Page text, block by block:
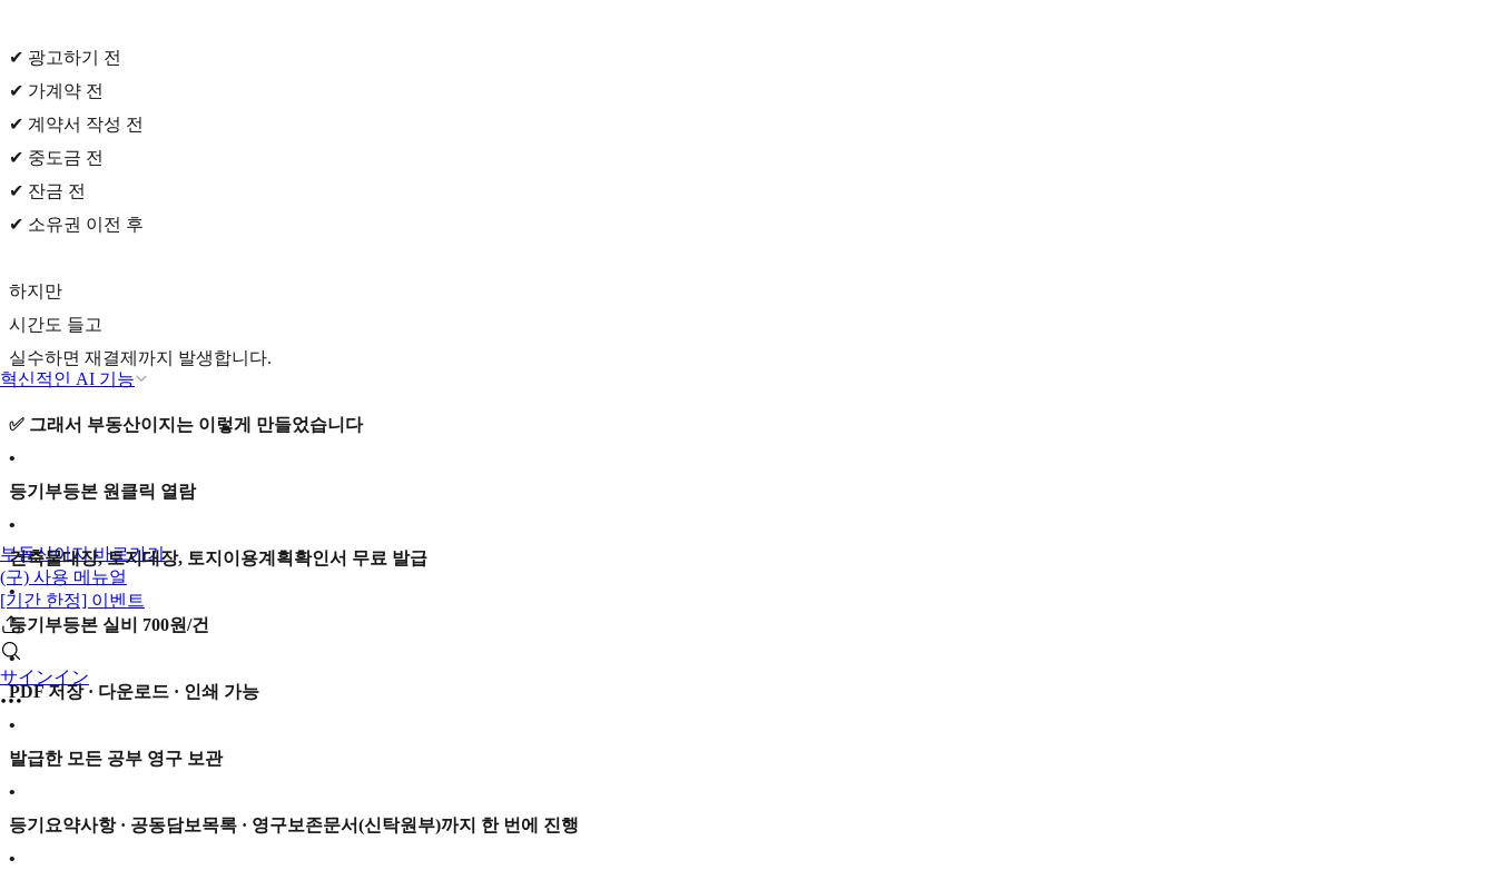
혁신적인 AI 기능
부동산이지 바로가기
(구) 사용 메뉴얼
[기간 한정] 이벤트
サインイン
✔ 광고하기 전
✔ 가계약 전
✔ 계약서 작성 전
✔ 중도금 전
✔ 잔금 전
✔ 소유권 이전 후
하지만
시간도 들고
실수하면 재결제까지 발생합니다.
✅ 그래서 부동산이지는 이렇게 만들었습니다
•
등기부등본 원클릭 열람
•
건축물대장, 토지대장, 토지이용계획확인서 무료 발급
•
등기부등본 실비 700원/건
•
PDF 저장 · 다운로드 · 인쇄 가능
•
발급한 모든 공부 영구 보관
•
등기요약사항 · 공동담보목록 · 영구보존문서(신탁원부)까지 한 번에 진행
•